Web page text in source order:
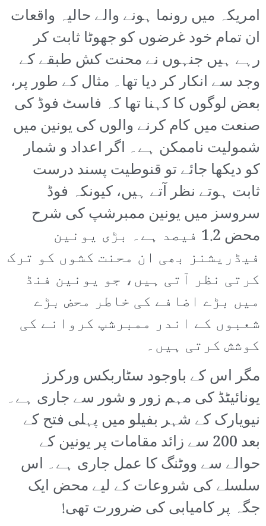
امریکہ میں رونما ہونے والے حالیہ واقعات
ان تمام خود غرضوں کو جھوٹا ثابت کر
رہے ہیں جنہوں نے محنت کش طبقے کے
وجد سے انکار کر دیا تھا۔ مثال کے طور پر،
بعض لوگوں کا کہنا تھا کہ فاسٹ فوڈ کی
صنعت میں کام کرنے والوں کی یونین میں
شمولیت ناممکن ہے۔ اگر اعداد و شمار
کو دیکھا جائے تو قنوطیت پسند درست
ثابت ہوتے نظر آتے ہیں، کیونکہ فوڈ
سروسز میں یونین ممبرشپ کی شرح
محض 1.2 فیصد ہے۔ بڑی یونین
فیڈریشنز بھی ان محنت کشوں کو ترک
کرتی نظر آتی ہیں، جو یونین فنڈ
میں بڑے اضافے کی خاطر محض بڑے
شعبوں کے اندر ممبرشپ کروانے کی
کوشش کرتی ہیں۔
مگر اس کے باوجود سٹاربکس ورکرز
یونائیٹڈ کی مہم زور و شور سے جاری ہے۔
نیویارک کے شہر بفیلو میں پہلی فتح کے
بعد 200 سے زائد مقامات پر یونین کے
حوالے سے ووٹنگ کا عمل جاری ہے۔ اس
سلسلے کی شروعات کے لیے محض ایک
جگہ پر کامیابی کی ضرورت تھی!